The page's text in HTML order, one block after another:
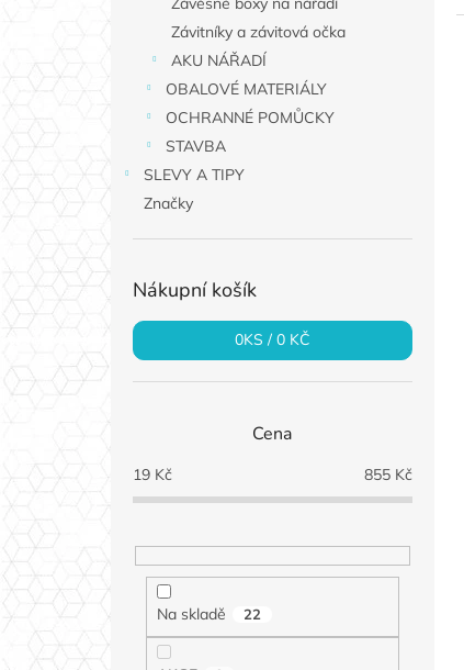
Závitníky a závitová očka
AKU NÁŘADÍ
OBALOVÉ MATERIÁLY
OCHRANNÉ POMŮCKY
STAVBA
SLEVY A TIPY
Značky
Nákupní košík
0KS /0 KČ
Cena
19Kč 855Kč
Na skladě 22